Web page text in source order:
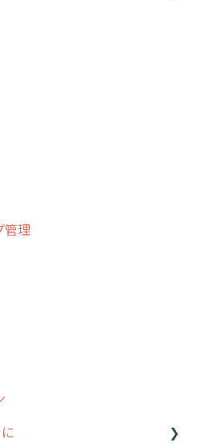
得について
：システム管理者編
ステム管理者編
ーザー編
質問集
るための設定
すめの使い方
設定方法
添付
管理